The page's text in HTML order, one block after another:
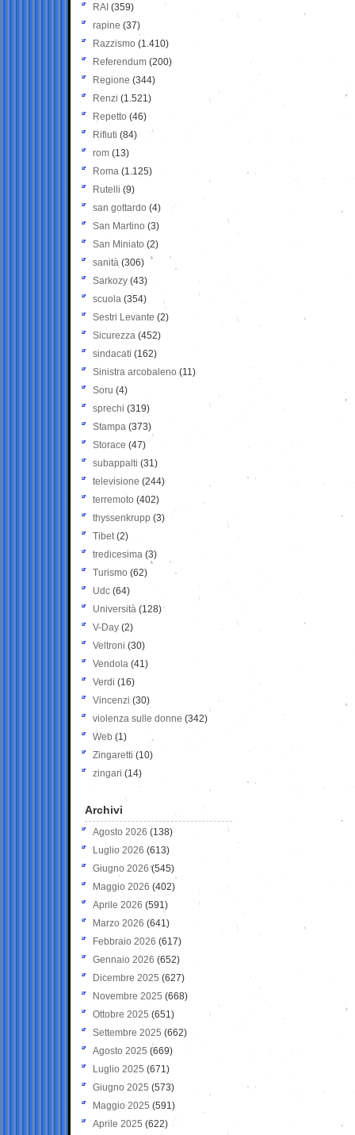
RAI (359)
rapine (37)
Razzismo (1.410)
Referendum (200)
Regione (344)
Renzi (1.521)
Repetto (46)
Rifiuti (84)
rom (13)
Roma (1.125)
Rutelli (9)
san gottardo (4)
San Martino (3)
San Miniato (2)
sanità (306)
Sarkozy (43)
scuola (354)
Sestri Levante (2)
Sicurezza (452)
sindacati (162)
Sinistra arcobaleno (11)
Soru (4)
sprechi (319)
Stampa (373)
Storace (47)
subappalti (31)
televisione(244)
terremoto (402)
thyssenkrupp (3)
Tibet(2)
tredicesima (3)
Turismo (62)
Udc (64)
Università (128)
V-Day (2)
Veltroni (30)
Vendola (41)
Verdi (16)
Vincenzi (30)
violenza sulle donne (342)
Web (1)
Zingaretti (10)
zingari (14)
Archivi
Agosto 2026 (138)
Luglio 2026 (613)
Giugno 2026 (545)
Maggio 2026 (402)
Aprile 2026 (591)
Marzo 2026 (641)
Febbraio 2026 (617)
Gennaio 2026 (652)
Dicembre 2025 (627)
Novembre 2025 (668)
Ottobre 2025 (651)
Settembre 2025 (662)
Agosto 2025 (669)
Luglio 2025 (671)
Giugno 2025 (573)
Maggio 2025 (591)
Aprile 2025 (622)